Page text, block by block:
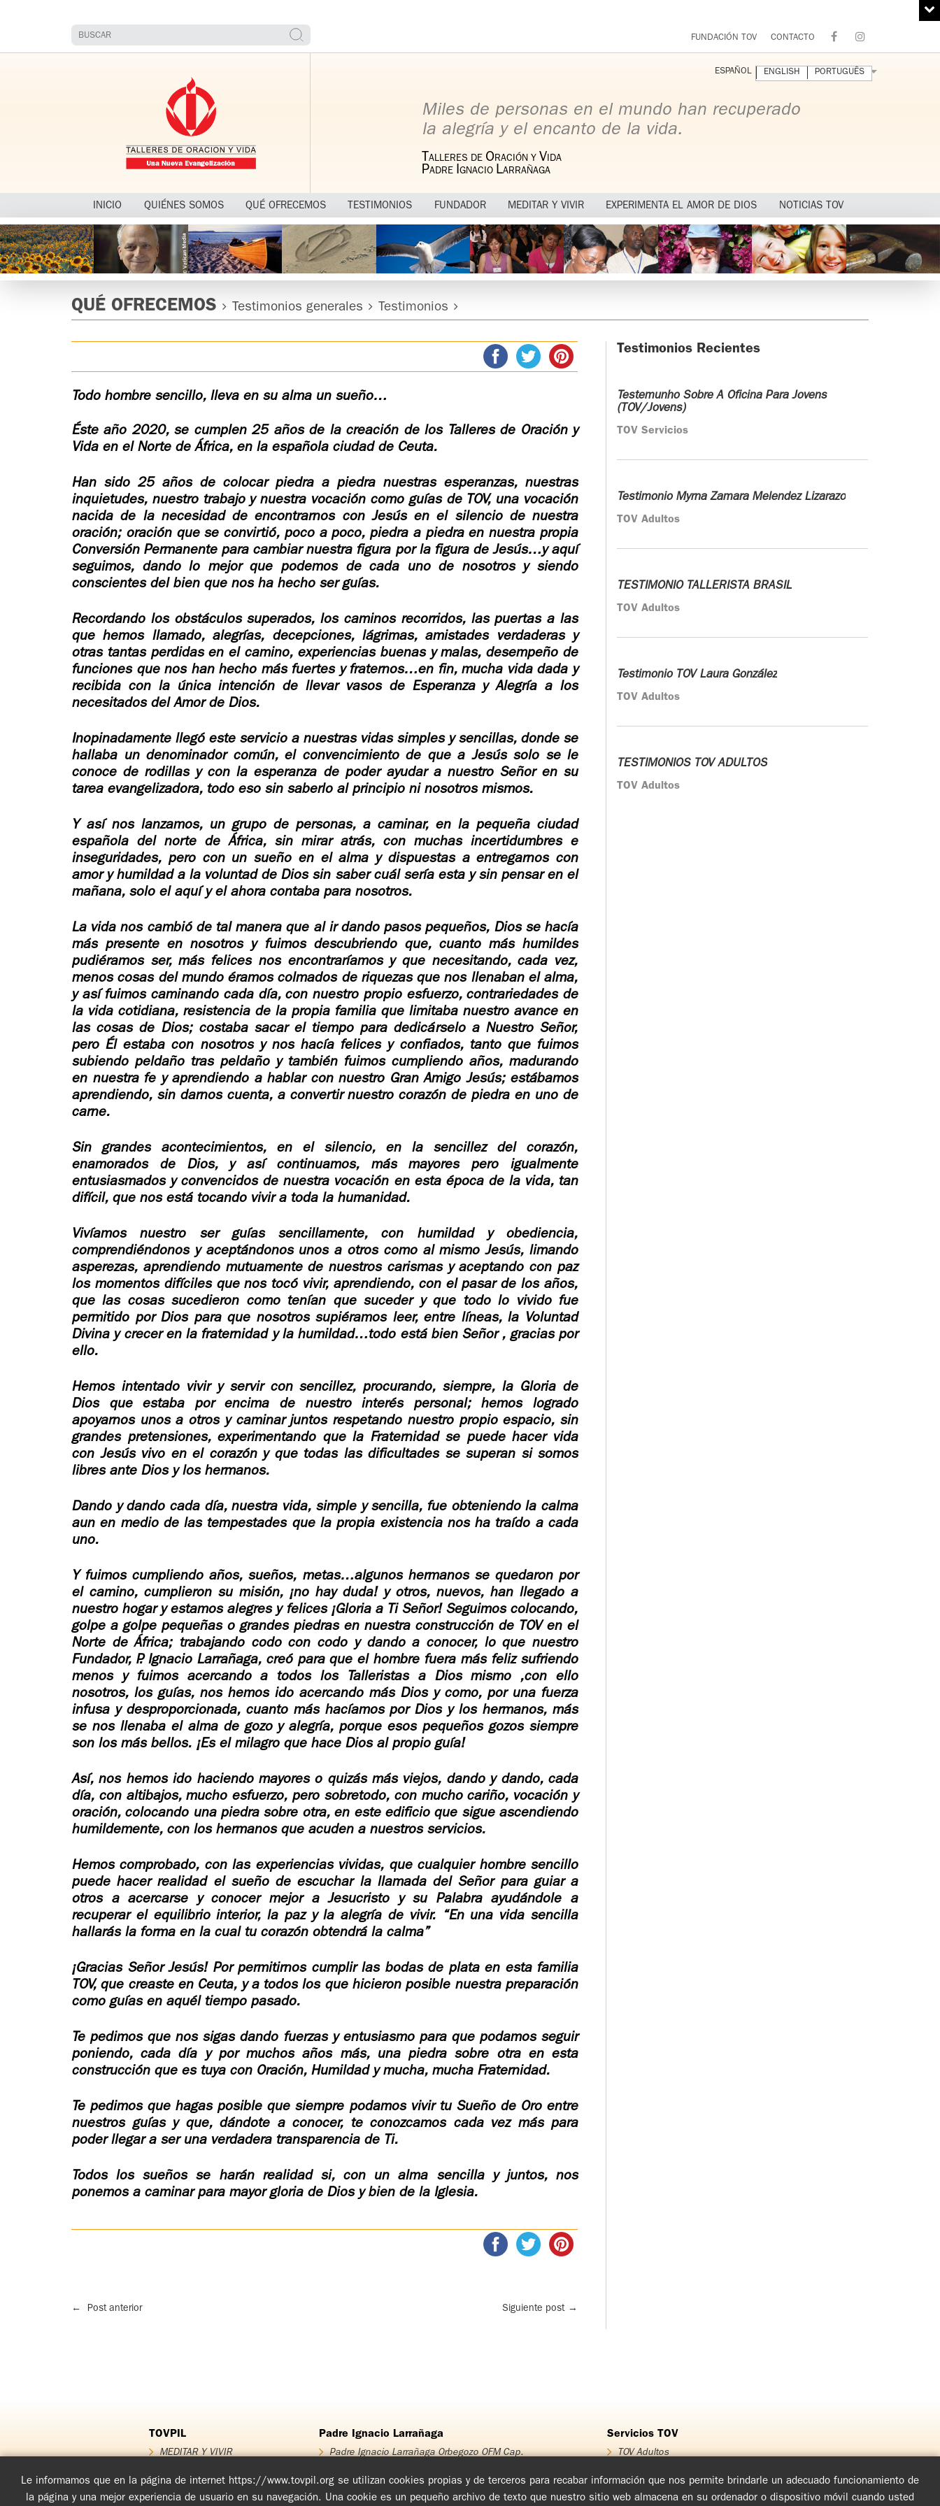
FUNDACIÓN TOV CONTACTO
Miles de personas en el mundo han recuperado
la alegría y el encanto de la vida.
T ALLERES DE ORACIÓN Y V IDA
PADRE IGNACIO LARRAÑAGA
INICIO QUIÉNES SOMOS QUÉ OFRECEMOS TESTIMONIOS FUNDADOR MEDITAR Y VIVIR EXPERIMENTA EL AMOR DE DIOS NOTICIAS TOV
ESPAÑOL ENGLISH PORTUGUÊS
QUÉ OFRECEMOS Testimonios generales Testimonios
Todo hombre sencillo, lleva en su alma un sueño…
Éste año 2020, se cumplen 25 años de la creación de los Talleres de Oración y
Vida en el Norte de África, en la española ciudad de Ceuta.
Han sido 25 años de colocar piedra a piedra nuestras esperanzas, nuestras
inquietudes, nuestro trabajo y nuestra vocación como guías de TOV, una vocación
nacida de la necesidad de encontrarnos con Jesús en el silencio de nuestra
oración; oración que se convirtió, poco a poco, piedra a piedra en nuestra propia
Conversión Permanente para cambiar nuestra figura por la figura de Jesús…y aquí
seguimos, dando lo mejor que podemos de cada uno de nosotros y siendo
conscientes del bien que nos ha hecho ser guías.
Recordando los obstáculos superados, los caminos recorridos, las puertas a las
que hemos llamado, alegrías, decepciones, lágrimas, amistades verdaderas y
otras tantas perdidas en el camino, experiencias buenas y malas, desempeño de
funciones que nos han hecho más fuertes y fraternos…en fin, mucha vida dada y
recibida con la única intención de llevar vasos de Esperanza y Alegría a los
necesitados del Amor de Dios.
Inopinadamente llegó este servicio a nuestras vidas simples y sencillas, donde se
hallaba un denominador común, el convencimiento de que a Jesús solo se le
conoce de rodillas y con la esperanza de poder ayudar a nuestro Señor en su
tarea evangelizadora, todo eso sin saberlo al principio ni nosotros mismos.
Y así nos lanzamos, un grupo de personas, a caminar, en la pequeña ciudad
española del norte de África, sin mirar atrás, con muchas incertidumbres e
inseguridades, pero con un sueño en el alma y dispuestas a entregarnos con
amor y humildad a la voluntad de Dios sin saber cuál sería esta y sin pensar en el
mañana, solo el aquí y el ahora contaba para nosotros.
La vida nos cambió de tal manera que al ir dando pasos pequeños, Dios se hacía
más presente en nosotros y fuimos descubriendo que, cuanto más humildes
pudiéramos ser, más felices nos encontraríamos y que necesitando, cada vez,
menos cosas del mundo éramos colmados de riquezas que nos llenaban el alma,
y así fuimos caminando cada día, con nuestro propio esfuerzo, contrariedades de
la vida cotidiana, resistencia de la propia familia que limitaba nuestro avance en
las cosas de Dios; costaba sacar el tiempo para dedicárselo a Nuestro Señor,
pero Él estaba con nosotros y nos hacía felices y confiados, tanto que fuimos
subiendo peldaño tras peldaño y también fuimos cumpliendo años, madurando
en nuestra fe y aprendiendo a hablar con nuestro Gran Amigo Jesús; estábamos
aprendiendo, sin darnos cuenta, a convertir nuestro corazón de piedra en uno de
carne.
Sin grandes acontecimientos, en el silencio, en la sencillez del corazón,
enamorados de Dios, y así continuamos, más mayores pero igualmente
entusiasmados y convencidos de nuestra vocación en esta época de la vida, tan
difícil, que nos está tocando vivir a toda la humanidad.
Vivíamos nuestro ser guías sencillamente, con humildad y obediencia,
comprendiéndonos y aceptándonos unos a otros como al mismo Jesús, limando
asperezas, aprendiendo mutuamente de nuestros carismas y aceptando con paz
los momentos difíciles que nos tocó vivir, aprendiendo, con el pasar de los años,
que las cosas sucedieron como tenían que suceder y que todo lo vivido fue
permitido por Dios para que nosotros supiéramos leer, entre líneas, la Voluntad
Divina y crecer en la fraternidad y la humildad…todo está bien Señor , gracias por
ello.
Hemos intentado vivir y servir con sencillez, procurando, siempre, la Gloria de
Dios que estaba por encima de nuestro interés personal; hemos logrado
apoyarnos unos a otros y caminar juntos respetando nuestro propio espacio, sin
grandes pretensiones, experimentando que la Fraternidad se puede hacer vida
con Jesús vivo en el corazón y que todas las dificultades se superan si somos
libres ante Dios y los hermanos.
Dando y dando cada día, nuestra vida, simple y sencilla, fue obteniendo la calma
aun en medio de las tempestades que la propia existencia nos ha traído a cada
uno.
Y fuimos cumpliendo años, sueños, metas…algunos hermanos se quedaron por
el camino, cumplieron su misión, ¡no hay duda! y otros, nuevos, han llegado a
nuestro hogar y estamos alegres y felices ¡Gloria a Ti Señor! Seguimos colocando,
golpe a golpe pequeñas o grandes piedras en nuestra construcción de TOV en el
Norte de África; trabajando codo con codo y dando a conocer, lo que nuestro
Fundador, P. Ignacio Larrañaga, creó para que el hombre fuera más feliz sufriendo
menos y fuimos acercando a todos los Talleristas a Dios mismo ,con ello
nosotros, los guías, nos hemos ido acercando más Dios y como, por una fuerza
infusa y desproporcionada, cuanto más hacíamos por Dios y los hermanos, más
se nos llenaba el alma de gozo y alegría, porque esos pequeños gozos siempre
son los más bellos. ¡Es el milagro que hace Dios al propio guía!
Así, nos hemos ido haciendo mayores o quizás más viejos, dando y dando, cada
día, con altibajos, mucho esfuerzo, pero sobretodo, con mucho cariño, vocación y
oración, colocando una piedra sobre otra, en este edificio que sigue ascendiendo
humildemente, con los hermanos que acuden a nuestros servicios.
Hemos comprobado, con las experiencias vividas, que cualquier hombre sencillo
puede hacer realidad el sueño de escuchar la llamada del Señor para guiar a
otros a acercarse y conocer mejor a Jesucristo y su Palabra ayudándole a
recuperar el equilibrio interior, la paz y la alegría de vivir.
“En una vida sencilla
hallarás la forma en la cual tu corazón obtendrá la calma”
¡Gracias Señor Jesús! Por permitirnos cumplir las bodas de plata en esta familia
TOV, que creaste en Ceuta, y a todos los que hicieron posible nuestra preparación
como guías en aquél tiempo pasado.
Te pedimos que nos sigas dando fuerzas y entusiasmo para que podamos seguir
poniendo, cada día y por muchos años más, una piedra sobre otra en esta
construcción que es tuya con Oración, Humildad y mucha, mucha Fraternidad.
Te pedimos que hagas posible que siempre podamos vivir tu Sueño de Oro entre
nuestros guías y que, dándote a conocer, te conozcamos cada vez más para
poder llegar a ser una verdadera transparencia de Ti.
Todos los sueños se harán realidad si, con un alma sencilla y juntos, nos
ponemos a caminar para mayor gloria de Dios y bien de la Iglesia.
← Post anterior Siguiente post →
Testimonios Recientes
Testemunho Sobre A Oficina Para Jovens
(TOV/Jovens)
TOV Servicios
Testimonio Myrna Zamara Melendez Lizarazo
TOV Adultos
TESTIMONIO TALLERISTA BRASIL
TOV Adultos
Testimonio TOV Laura González
TOV Adultos
TESTIMONIOS TOV ADULTOS
TOV Adultos
TOVPIL
MEDITAR Y VIVIR
QUÉ OFRECEMOS
FUNDADOR
Padre Ignacio Larrañaga
Padre Ignacio Larrañaga Orbegozo OFM Cap.
Obra Padre Ignacio Larrañaga
Videos
Servicios TOV
TOV Adultos
TOV Adolescentes
Curso Matrimonial
Le informamos que en la página de internet https://www.tovpil.org se utilizan cookies propias y de terceros para recabar información que nos permite brindarle un adecuado funcionamiento de
la página y una mejor experiencia de usuario en su navegación. Una cookie es un pequeño archivo de texto que nuestro sitio web almacena en su ordenador o dispositivo móvil cuando usted